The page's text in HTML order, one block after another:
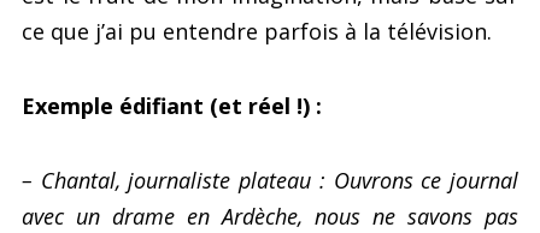
ce que j’ai pu entendre parfois à la télévision.
Exemple édifiant (et réel !) :
– Chantal, journaliste plateau : Ouvrons ce journal
avec un drame en Ardèche, nous ne savons pas